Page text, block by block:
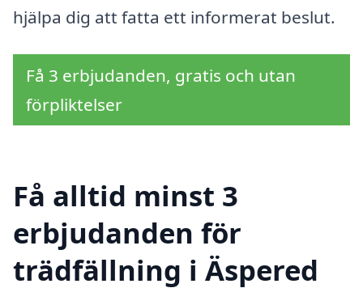
hjälpa dig att fatta ett informerat beslut.
Få 3 erbjudanden, gratis och utan
förpliktelser
Få alltid minst 3
erbjudanden för
trädfällning i Äspered